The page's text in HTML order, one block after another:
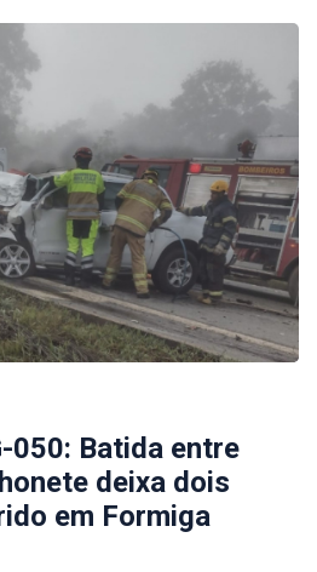
050: Batida entre
deixa dois
em Formiga